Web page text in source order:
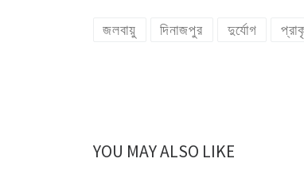
জলবায়ু দিনাজপুর দুর্যোগ
YOU MAY ALSO LIKE